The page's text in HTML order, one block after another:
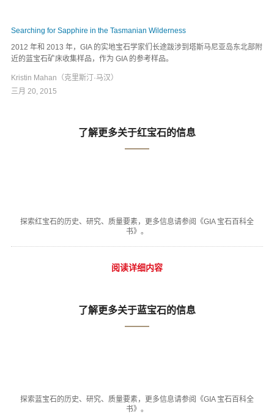
Searching for Sapphire in the Tasmanian Wilderness
2012 年和 2013 年，GIA 的实地宝石学家们长途跋涉到塔斯马尼亚岛东北部附
近的蓝宝石矿床收集样品，作为 GIA 的参考样品。
Kristin Mahan（克里斯汀·马汉）
三月 20, 2015
了解更多关于红宝石的信息
探索红宝石的历史、研究、质量要素，更多信息请参阅《GIA 宝石百科全
书》。
阅读详细内容
了解更多关于蓝宝石的信息
探索蓝宝石的历史、研究、质量要素，更多信息请参阅《GIA 宝石百科全
书》。